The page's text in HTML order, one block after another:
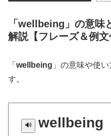
「wellbeing」の意味
解説【フレーズ＆例文
「 wellbeing 」の意味や使
す。
wellbeing